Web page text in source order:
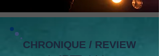
CHRONIQUE / REVIEW